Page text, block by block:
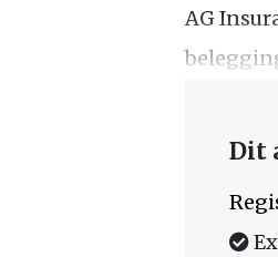
AG
Dit